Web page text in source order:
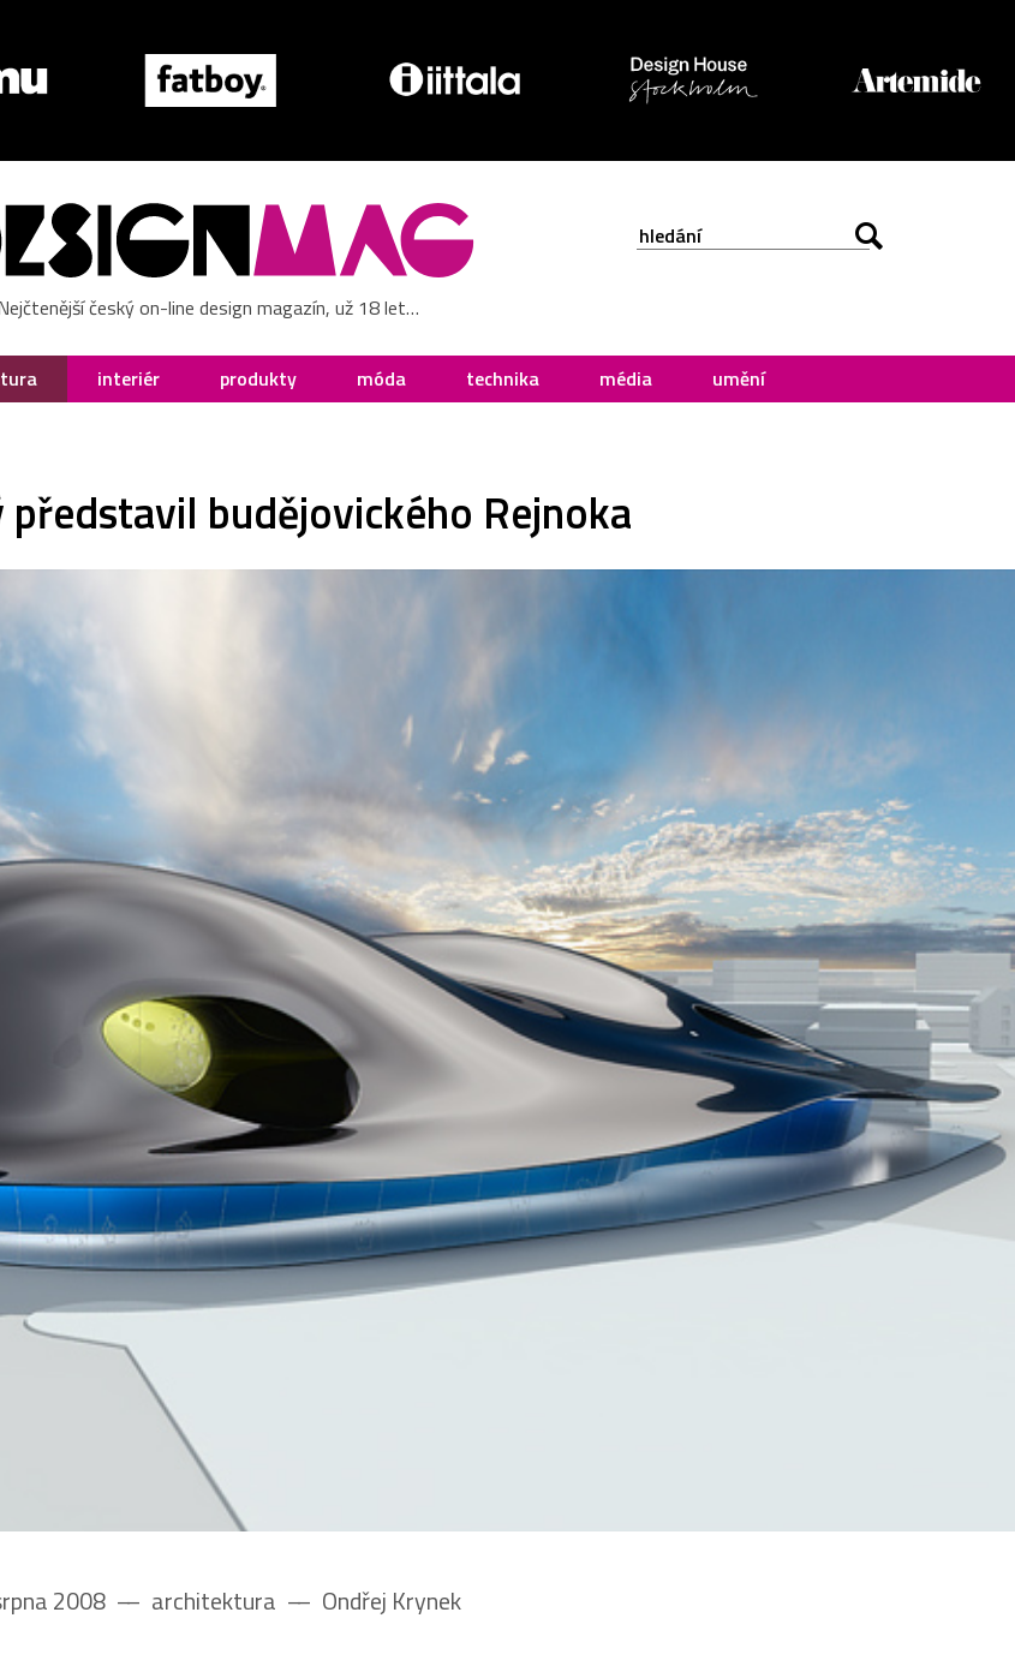
český on-line design magazín, už 18 let…
interiér produkty móda technika média umění
představil budějovického Rejnoka
2008 –– architektura –– Ondřej Krynek